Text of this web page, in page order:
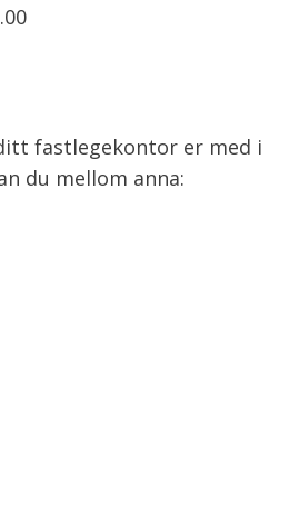
fastlegekontor er med i
du mellom anna: